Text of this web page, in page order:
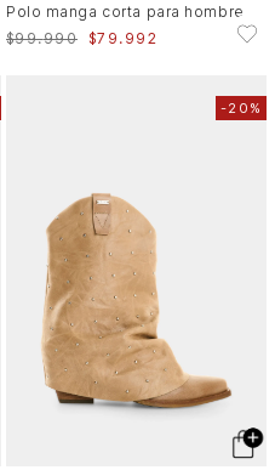
Polo manga corta para hombre
$99.990 $79 . 992
-20%